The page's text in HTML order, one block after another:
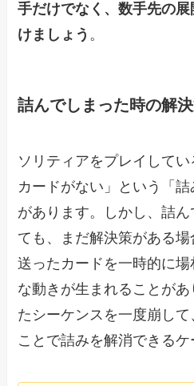
手だけでなく、数手先の
けましょう 。
詰んでしまった時の解
ソリティアをプレイして
カードがない」という「
があります。しかし、詰ん
ても、まだ解決策がある
送ったカードを一時的に
な動きが生まれることが
たシーケンスを一度崩し
ことで詰みを解消できるケ